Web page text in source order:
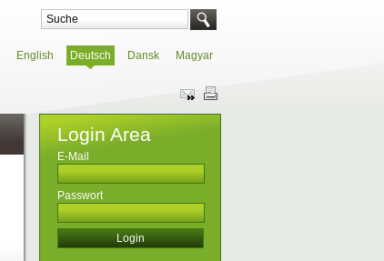
English Deutsch Dansk Magyar
Login Area
E-Mail
Passwort